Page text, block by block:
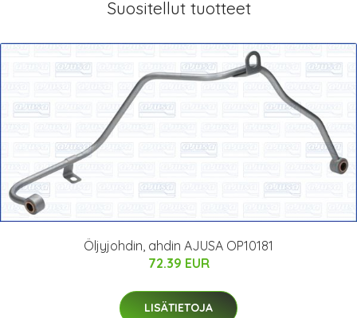
Suositellut tuotteet
Öljyjohdin, ahdin AJUSA OP10181
72.39 EUR
LISÄTIETOJA